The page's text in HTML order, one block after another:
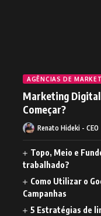
AGÊNCIAS DE
Marketing Digital
Começar?
Renato Hideki - CEO
Topo, Meio e
trabalhado?
Como Utilizar o
Campanhas
5 Estratégias de